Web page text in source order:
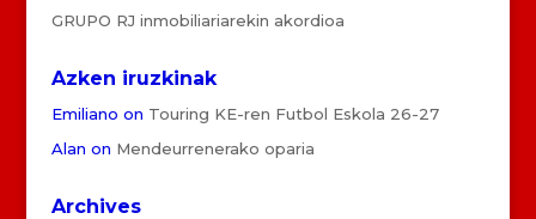
GRUPO RJ inmobiliariarekin akordioa
Azken iruzkinak
Emiliano on Touring KE-ren Futbol Eskola 26-27
Alan on Mendeurrenerako oparia
Archives